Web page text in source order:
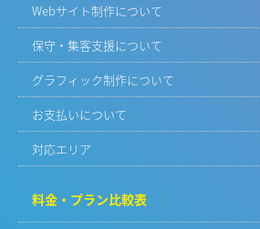
Webサイト制作について
保守・集客支援について
グラフィック制作について
お支払いについて
対応エリア
料金・プラン比較表